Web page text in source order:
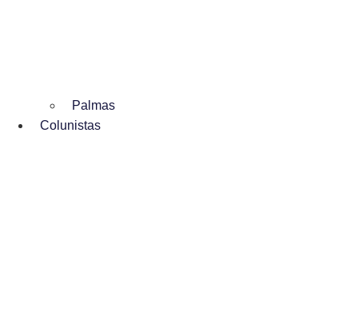
Palmas
Colunistas